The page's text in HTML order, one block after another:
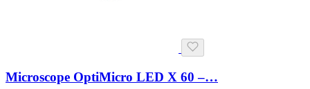
Microscope OptiMicro LED X 60 –…